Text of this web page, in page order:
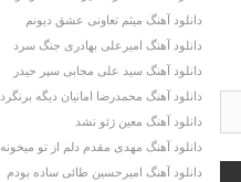
دانلود آهنگ میثم تعاونی عشق دیونم
دانلود آهنگ امیرعلی بهادری جنگ سرد
دانلود آهنگ سید علی مجابی سپر حیدر
دانلود آهنگ محمدرضا امانیان دیگه برنگرد
دانلود آهنگ معین ژئو نشد
دانلود آهنگ مهدی مقدم دلم از تو میخونه
دانلود آهنگ امیرحسین طائی ساده بودم